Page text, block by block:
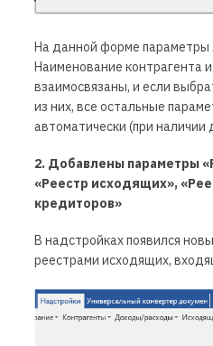
На данной форме параметры
Наименование контрагента
взаимосвязаны, и если
из них, все остальные
автоматически (при наличии
2. Добавлены параметры
«Реестр исходящих»,
кредиторов»
В надстройках появился
реестрами исходящих,